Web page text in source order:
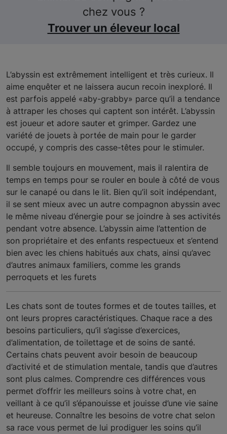
chez vous ?
Trouver un éleveur local
L’abyssin est extrêmement intelligent et très curieux. Il
aime enquêter et ne laissera aucun recoin inexploré. Il
est parfois appelé «aby-grabby» parce qu’il a tendance
à attraper les choses qui captent son intérêt. L’abyssin
est joueur et adore sauter et grimper. Gardez une
variété de jouets à portée de main pour le garder
occupé, y compris des casse-têtes pour le stimuler.
Il semble toujours en mouvement, mais il ralentira de
temps en temps pour se rouler en boule à côté de vous
sur le canapé ou dans le lit. Bien qu’il soit indépendant,
il se sent mieux avec un autre compagnon abyssin avec
le même niveau d’énergie pour se joindre à ses activités
pendant votre absence. L’abyssin aime l’attention de
son propriétaire et des enfants respectueux et s’entend
bien avec les chiens habitués aux chats, ainsi qu’avec
d’autres animaux familiers, comme les grands
perroquets et les furets
Les chats sont de toutes formes et de toutes tailles, et
ont leurs propres caractéristiques. Chaque race a des
besoins particuliers, qu’il s’agisse d’exercices,
d’alimentation, de toilettage et de soins de santé.
Certains chats peuvent avoir besoin de beaucoup
d’activité et de stimulation mentale, tandis que d’autres
sont plus calmes. Comprendre ces différences vous
permet d’offrir les meilleurs soins à votre chat, en
veillant à ce qu’il s’épanouisse et jouisse d’une vie saine
et heureuse. Connaître les besoins de votre chat selon
sa race vous permet de lui prodiguer les soins qu’il